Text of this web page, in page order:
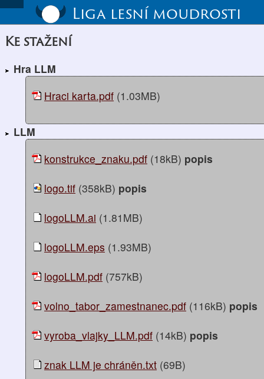
Liga lesní moudrosti
Ke stažení
Hra LLM
Hraci karta.pdf (1.03MB)
LLM
konstrukce_znaku.pdf (18kB) popis
logo.tif (358kB) popis
logoLLM.ai (1.81MB)
logoLLM.eps (1.93MB)
logoLLM.pdf (757kB)
volno_tabor_zamestnanec.pdf (116kB) popis
vyroba_vlajky_LLM.pdf (14kB) popis
znak LLM je chráněn.txt (69B)